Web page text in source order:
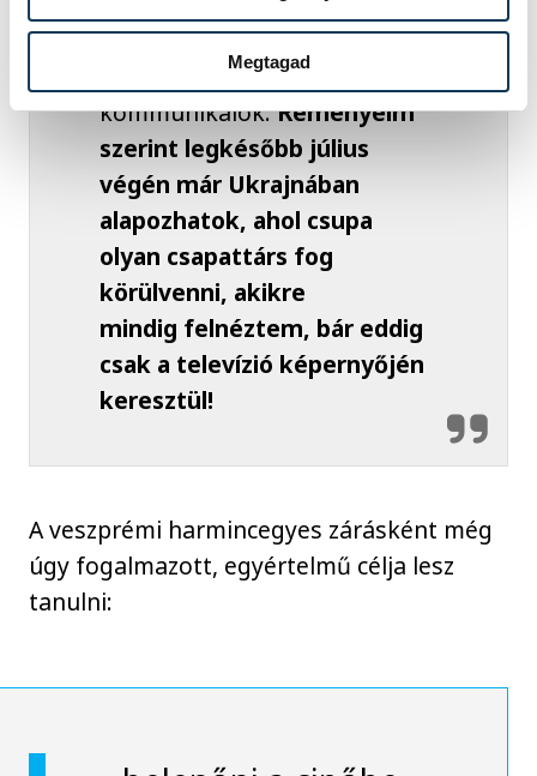
Megtagad
nagykövetséggel és a
klubbal pedig folyamatosan
kommunikálok.Reményeim
szerint legkésőbb július
végén már Ukrajnában
alapozhatok, ahol csupa
olyan csapattárs fog
körülvenni, akikre
mindig felnéztem, bár eddig
csak a televízió képernyőjén
keresztül!
A veszprémi harmincegyes zárásként még
úgy fogalmazott, egyértelmű célja lesz
tanulni: